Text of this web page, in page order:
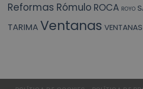
Reformas Rómulo ROCA ROYO
TARIMAVentanas